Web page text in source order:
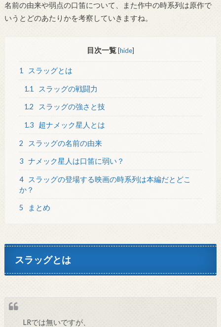
名前の由来や弱点の口笛について、また作中の時系列は原作で
いうとどのあたりかを考察していきますね。
目次一覧 [hide]
1 スラッグとは
1.1 スラッグの戦闘力
1.2 スラッグの強さと技
1.3 超ナメック星人とは
2 スラッグの名前の由来
3 ナメック星人は口笛に弱い？
4
スラッグの登場する映画の時系列は本編だとどこ
か？
5 まとめ
スラッグとは
LRでは無いですが、